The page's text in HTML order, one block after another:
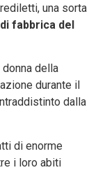
una sorta
fabbrica del
della
durante il
dalla
di enorme
i loro abiti